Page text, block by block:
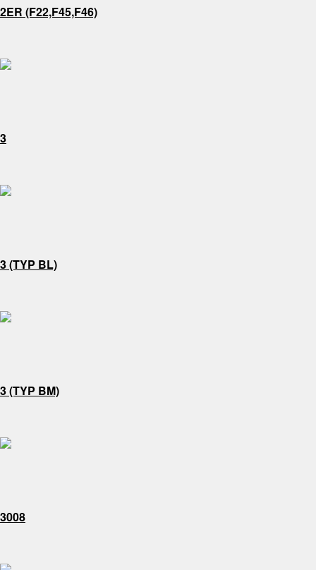
2ER (F22,F45,F46)
3
3 (TYP BL)
3 (TYP BM)
3008